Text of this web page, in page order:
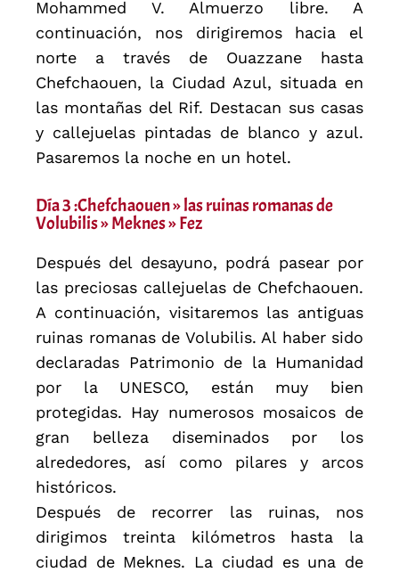
Mohammed V. Almuerzo libre. A
continuación, nos dirigiremos hacia el
norte a través de Ouazzane hasta
Chefchaouen, la Ciudad Azul, situada en
las montañas del Rif. Destacan sus casas
y callejuelas pintadas de blanco y azul.
Pasaremos la noche en un hotel.
Día 3 :Chefchaouen » las ruinas romanas de
Volubilis » Meknes » Fez
Después del desayuno, podrá pasear por
las preciosas callejuelas de Chefchaouen.
A continuación, visitaremos las antiguas
ruinas romanas de Volubilis. Al haber sido
declaradas Patrimonio de la Humanidad
por la UNESCO, están muy bien
protegidas. Hay numerosos mosaicos de
gran belleza diseminados por los
alrededores, así como pilares y arcos
históricos.
Después de recorrer las ruinas, nos
dirigimos treinta kilómetros hasta la
ciudad de Meknes. La ciudad es una de